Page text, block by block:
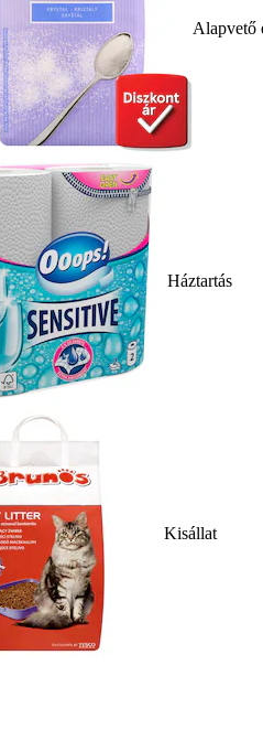
Alapvető
Háztartás
Kisállat